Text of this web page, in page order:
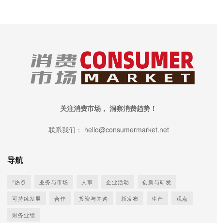
关注消费市场， 洞察消费趋势！
联系我们： hello@consumermarket.net
导航
*热点 业务与市场 人事 企业活动 创新与研发
可持续发展 合作 投资与并购 新发布 生产 观点
财务业绩